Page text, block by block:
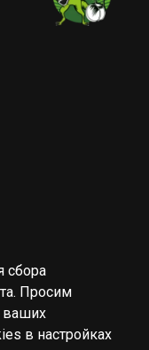
сбора
Просим
ваших
в настройках